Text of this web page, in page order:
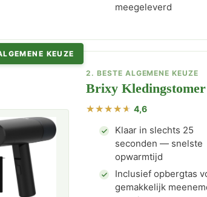
meegeleverd
KEUZE
2. BESTE ALGEMENE KEUZE
Brixy Kledingstomer
4,6
Klaar in slechts 25
seconden — snelste
opwarmtijd
Inclusief opbergtas
gemakkelijk